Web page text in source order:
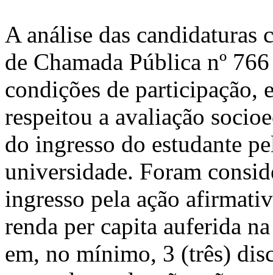
A análise das
de Chamada Pública nº
condições de participação,
respeitou a avaliação
do ingresso do estudante
universidade. Foram
ingresso pela ação
renda per capita auferida
em, no mínimo, 3 (três)